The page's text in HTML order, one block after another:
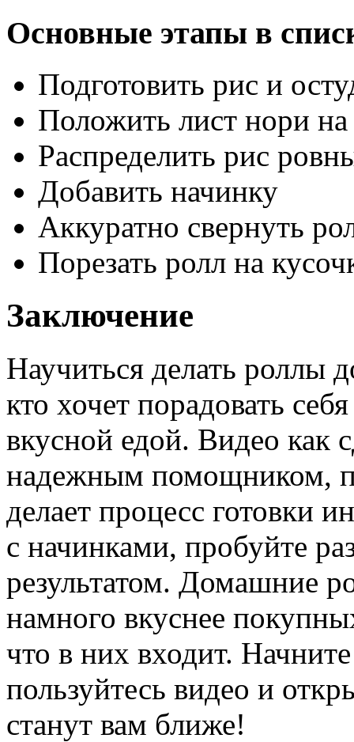
Основные этапы в
Подготовить рис и
Положить лист нори
Распределить рис
Добавить начинку
Аккуратно свернуть
Порезать ролл на
Заключение
Научиться делать роллы
кто хочет порадовать
вкусной едой. Видео как
надежным помощником,
делает процесс готовки
с начинками, пробуйте
результатом. Домашние
намного вкуснее
что в них входит.
пользуйтесь видео и
станут вам ближе!